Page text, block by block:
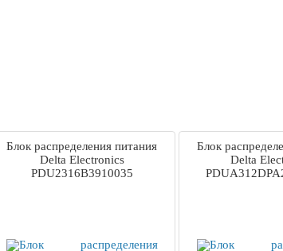
Блок распределения питания
Delta Electronics
PDU2316B3910035
Блок
Delta